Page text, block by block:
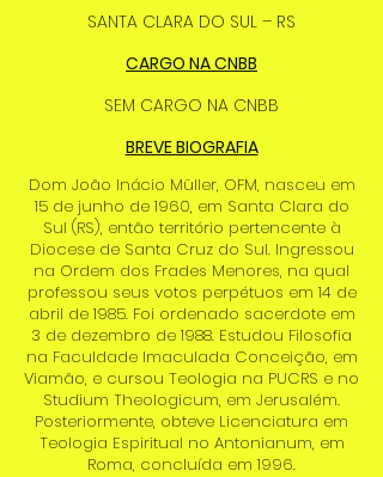
SANTA CLARA DO SUL – RS
CARGO NA CNBB
SEM CARGO NA CNBB
BREVE BIOGRAFIA
Dom João Inácio Müller, OFM, nasceu em
15 de junho de 1960, em Santa Clara do
Sul (RS), então território pertencente à
Diocese de Santa Cruz do Sul. Ingressou
na Ordem dos Frades Menores, na qual
professou seus votos perpétuos em 14 de
abril de 1985. Foi ordenado sacerdote em
3 de dezembro de 1988. Estudou Filosofia
na Faculdade Imaculada Conceição, em
Viamão, e cursou Teologia na PUCRS e no
Studium Theologicum, em Jerusalém.
Posteriormente, obteve Licenciatura em
Teologia Espiritual no Antonianum, em
Roma, concluída em 1996.